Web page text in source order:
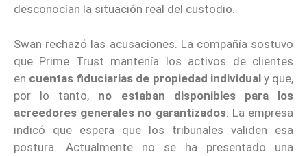
desconocían la situación real del custodio.
Swan rechazó las acusaciones. La compañía sostuvo
que Prime Trust mantenía los activos de clientes
en cuentas fiduciarias de propiedad individualy que,
por lo tanto, no estaban disponibles para los
acreedores generales no garantizados. La empresa
indicó que espera que los tribunales validen esa
postura. Actualmente no se ha presentado una